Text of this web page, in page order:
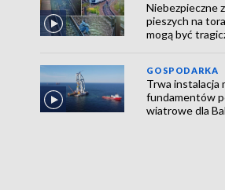
Niebezpieczne
pieszych na
mogą być
GOSPODARKA
Trwa instalacja
fundamentów
wiatrowe dla